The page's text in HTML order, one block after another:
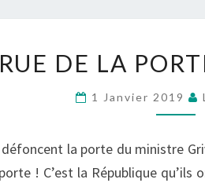
DE
LA
RUE DE LA
1 Janvier 2019
la porte du ministre
! C’est la République qu’ils